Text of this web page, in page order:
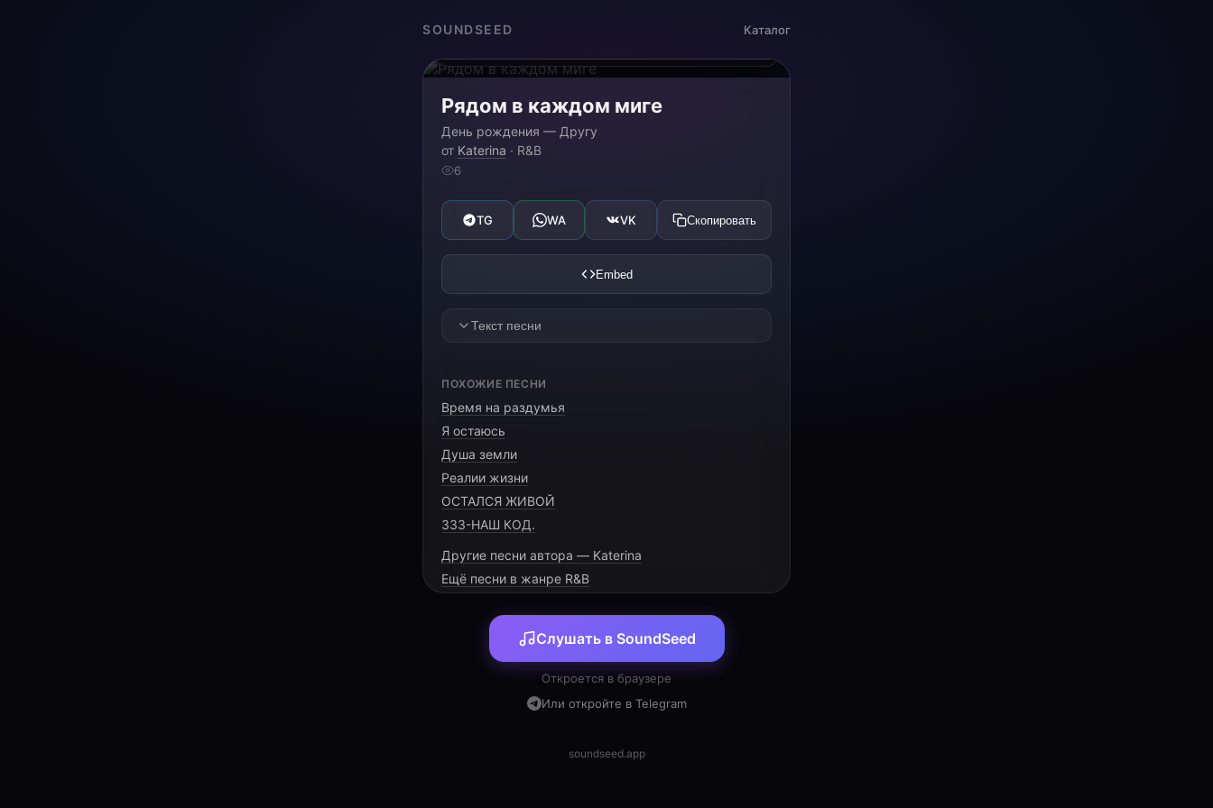
SOUNDSEED Каталог
Рядом в каждом миге
День рождения — Другу
от Katerina · R&B
6
TG WA VK Скопировать
Embed
Текст песни
Вспомню день, когда свела судьба,
Путь один, и общая тропа.
Рядом в мыслях, рядом в деле ты,
[PRE-CHORUS]
На связи ночью и ясным днём,
Всё перемелется, всё проживём.
В словах — и ум, и доброта,
ПОХОЖИЕ ПЕСНИ
Время на раздумья
Я остаюсь
Душа земли
Реалии жизни
ОСТАЛСЯ ЖИВОЙ
333-НАШ КОД.
Другие песни автора — Katerina
Ещё песни в жанре R&B
Слушать в SoundSeed
Откроется в браузере
Или откройте в Telegram
soundseed.app